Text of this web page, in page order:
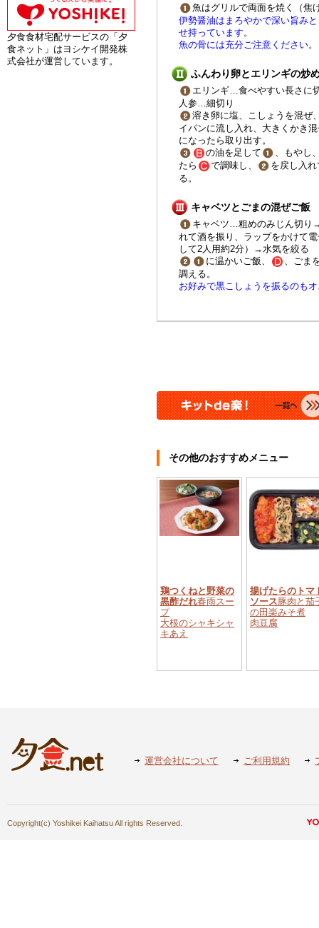
魚はグリルで両面を焼く（焦
伊勢醤油はまろやかで深い旨み
せ持っています。
魚の骨には充分ご注意ください。
ふんわり卵とエリンギの炒
エリンギ…食べやすい長さに
人参…細切り
溶き卵に塩、こしょうを混ぜ
イパンに流し入れ、大きくかき
になったら取り出す。
の油を足して
、もやし
たら
で調味し、
を戻し入
る。
キャベツとごまの混ぜご飯
キャベツ…粗めのみじん切り
れて酒を振り、ラップをかけて
して2人用約2分）→水気を絞る
に温かいご飯、
、ごま
調える。
お好みで黒こしょうを振るのも
その他のおすすめメニュー
鶏つくねと野菜の
黒酢だれ春雨スー
プ
大根のシャキシャ
キあえ
揚げたらのトマ
ソース豚肉と茄
の田楽みそ煮
肉豆腐
夕食食材宅配サービスの「夕
食ネット」はヨシケイ開発株
式会社が運営しています。
運営会社について ご利用規約
Copyright(c) Yoshikei Kaihatsu All rights Reserved.